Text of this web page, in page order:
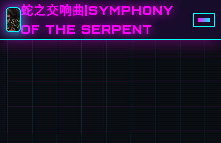
蛇之交响曲|SYMPHONY
OF THE SERPENT